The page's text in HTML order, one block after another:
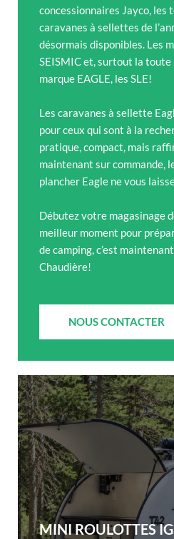
concessionnaires Jayco, les
caravanes à sellettes de
désormais disponibles. Les
SEISMIC et, surtout la toute
marque EAGLE, les SLE!
Les caravanes à sellette
pour ceux qui sont à la
pratique, compact, mais
maintenant sur commande,
plancher Eagle ne vous
Débutez votre magasinage
meilleur moment pour
de camping, c’est
Chaudière!
NOUS CONTACTER
MINI ROULOTTES